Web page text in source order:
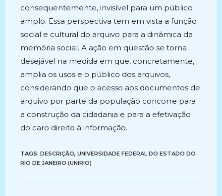
consequentemente, invisível para um público
amplo. Essa perspectiva tem em vista a função
social e cultural do arquivo para a dinâmica da
memória social. A ação em questão se torna
desejável na medida em que, concretamente,
amplia os usos e o público dos arquivos,
considerando que o acesso aos documentos de
arquivo por parte da população concorre para
a construção da cidadania e para a efetivação
do caro direito à informação.
TAGS:DESCRIÇÃO, UNIVERSIDADE FEDERAL DO ESTADO DO
RIO DE JANEIRO (UNIRIO)